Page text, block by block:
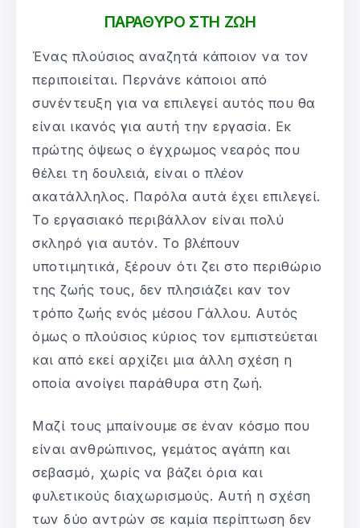
ΠΑΡΑΘΥΡΟ ΣΤΗ ΖΩΗ
Ένας πλούσιος αναζητά κάποιον να τον
περιποιείται. Περνάνε κάποιοι από
συνέντευξη για να επιλεγεί αυτός που θα
είναι ικανός για αυτή την εργασία. Εκ
πρώτης όψεως ο έγχρωμος νεαρός που
θέλει τη δουλειά, είναι ο πλέον
ακατάλληλος. Παρόλα αυτά έχει επιλεγεί.
Το εργασιακό περιβάλλον είναι πολύ
σκληρό για αυτόν. Το βλέπουν
υποτιμητικά, ξέρουν ότι ζει στο περιθώριο
της ζωής τους, δεν πλησιάζει καν τον
τρόπο ζωής ενός μέσου Γάλλου. Αυτός
όμως ο πλούσιος κύριος τον εμπιστεύεται
και από εκεί αρχίζει μια άλλη σχέση η
οποία ανοίγει παράθυρα στη ζωή.
Μαζί τους μπαίνουμε σε έναν κόσμο που
είναι ανθρώπινος, γεμάτος αγάπη και
σεβασμό, χωρίς να βάζει όρια και
φυλετικούς διαχωρισμούς. Αυτή η σχέση
των δύο αντρών σε καμία περίπτωση δεν